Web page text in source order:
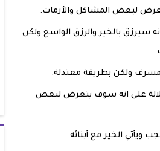
لبعض المشاكل والأزمات.
سيرزق بالخير والرزق الواسع ولكن
مسرف ولكن بطريقة معتدلة.
دلالة على انه سوف يتعرض لبعض
ويأتي الخير مع أبنائه.